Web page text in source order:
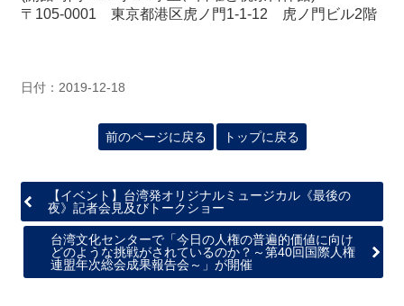
込
去
湾
の
本
〒105-0001 東京都港区虎ノ門1-1-12 虎ノ門ビル2階
日付：2019-12-18
前のページに戻る トップに戻る
【イベント】台湾発オリジナルミュージカル《最後の
夜》記者会見及びトークショー
台湾文化センターで「今日の人権の普遍的価値に向け
どのような挑戦がされているのか？～第40回国際人権
連盟年次総会成果報告会～」が開催